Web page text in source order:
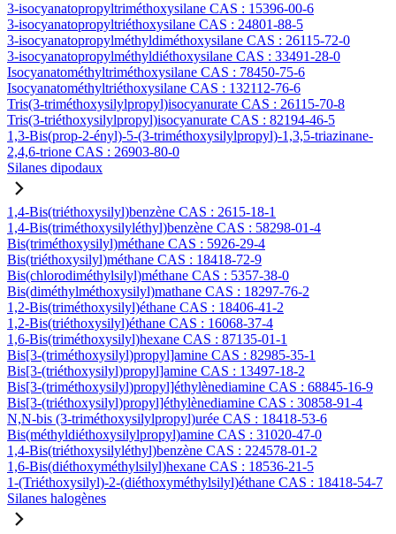
3-isocyanatopropyltriméthoxysilane CAS : 15396-00-6
3-isocyanatopropyltriéthoxysilane CAS : 24801-88-5
3-isocyanatopropylméthyldiméthoxysilane CAS : 26115-72-0
3-isocyanatopropylméthyldiéthoxysilane CAS : 33491-28-0
Isocyanatométhyltriméthoxysilane CAS : 78450-75-6
Isocyanatométhyltriéthoxysilane CAS : 132112-76-6
Tris(3-triméthoxysilylpropyl)isocyanurate CAS : 26115-70-8
Tris(3-triéthoxysilylpropyl)isocyanurate CAS : 82194-46-5
1,3-Bis(prop-2-ényl)-5-(3-triméthoxysilylpropyl)-1,3,5-triazinane-
2,4,6-trione CAS : 26903-80-0
Silanes dipodaux
1,4-Bis(triéthoxysilyl)benzène CAS : 2615-18-1
1,4-Bis(triméthoxysilyléthyl)benzène CAS : 58298-01-4
Bis(triméthoxysilyl)méthane CAS : 5926-29-4
Bis(triéthoxysilyl)méthane CAS : 18418-72-9
Bis(chlorodiméthylsilyl)méthane CAS : 5357-38-0
Bis(diméthylméthoxysilyl)mathane CAS : 18297-76-2
1,2-Bis(triméthoxysilyl)éthane CAS : 18406-41-2
1,2-Bis(triéthoxysilyl)éthane CAS : 16068-37-4
1,6-Bis(triméthoxysilyl)hexane CAS : 87135-01-1
Bis[3-(triméthoxysilyl)propyl]amine CAS : 82985-35-1
Bis[3-(triéthoxysilyl)propyl]amine CAS : 13497-18-2
Bis[3-(triméthoxysilyl)propyl]éthylènediamine CAS : 68845-16-9
Bis[3-(triéthoxysilyl)propyl]éthylènediamine CAS : 30858-91-4
N,N-bis (3-triméthoxysilylpropyl)urée CAS : 18418-53-6
Bis(méthyldiéthoxysilylpropyl)amine CAS : 31020-47-0
1,4-Bis(triéthoxysilyléthyl)benzène CAS : 224578-01-2
1,6-Bis(diéthoxyméthylsilyl)hexane CAS : 18536-21-5
1-(Triéthoxysilyl)-2-(diéthoxyméthylsilyl)éthane CAS : 18418-54-7
Silanes halogènes